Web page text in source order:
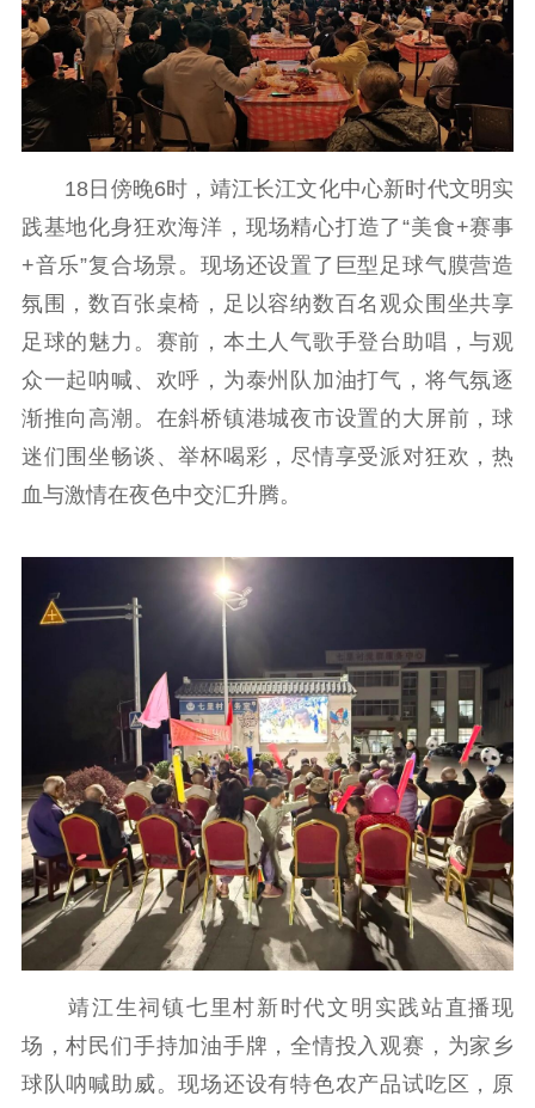
18日傍晚6时，靖江长江文化中心新时代文明实
践基地化身狂欢海洋，现场精心打造了“美食+赛事
+音乐”复合场景。现场还设置了巨型足球气膜营造
氛围，数百张桌椅，足以容纳数百名观众围坐共享
足球的魅力。赛前，本土人气歌手登台助唱，与观
众一起呐喊、欢呼，为泰州队加油打气，将气氛逐
渐推向高潮。在斜桥镇港城夜市设置的大屏前，球
迷们围坐畅谈、举杯喝彩，尽情享受派对狂欢，热
血与激情在夜色中交汇升腾。
靖江生祠镇七里村新时代文明实践站直播现
场，村民们手持加油手牌，全情投入观赛，为家乡
球队呐喊助威。现场还设有特色农产品试吃区，原